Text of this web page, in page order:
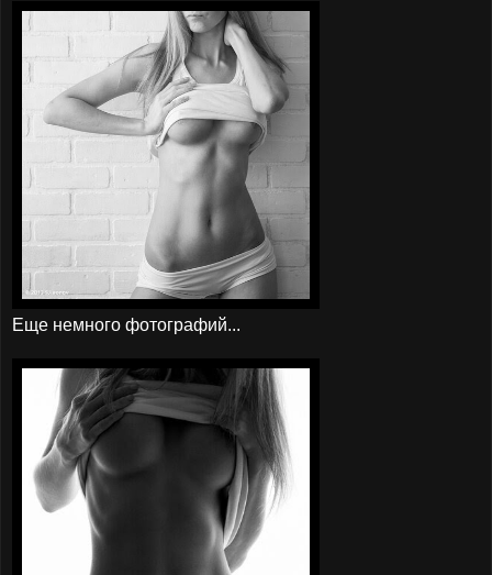
Еще немного фотографий...